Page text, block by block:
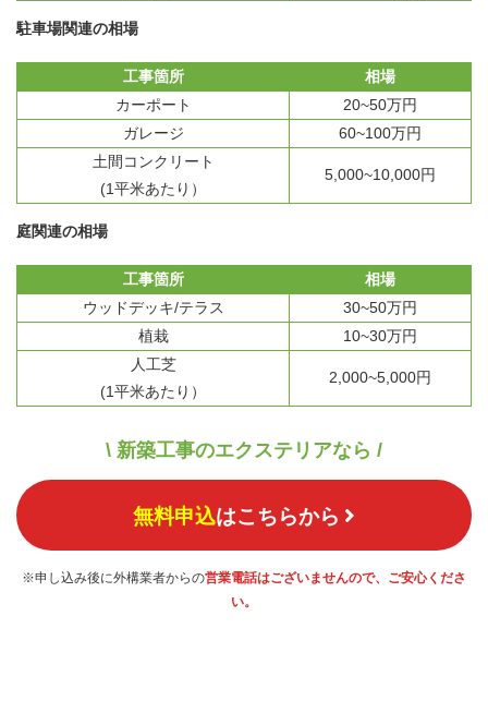
駐車場関連の相場
工事箇所
相場
カーポート
20~50万円
ガレージ
60~100万円
土間コンクリート
(1平米あたり）
5,000~10,000円
庭関連の相場
工事箇所
相場
ウッドデッキ/テラス
30~50万円
植栽
10~30万円
人工芝
(1平米あたり）
2,000~5,000円
\ 新築工事のエクステリアなら /
無料申込はこちらから
※申し込み後に外構業者からの営業電話はございませんので、ご安心くださ
い。